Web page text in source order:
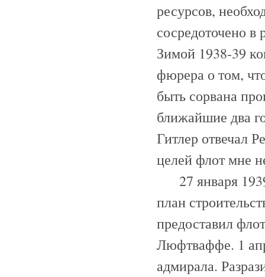
ресурсов,
сосредоточено в
Зимой 1938-39
фюрера о том,
быть сорвана
ближайшие два
Гитлер отвечал
целей флот мне
27 января
план
предоставил
Люфтваффе. 1
адмирала.